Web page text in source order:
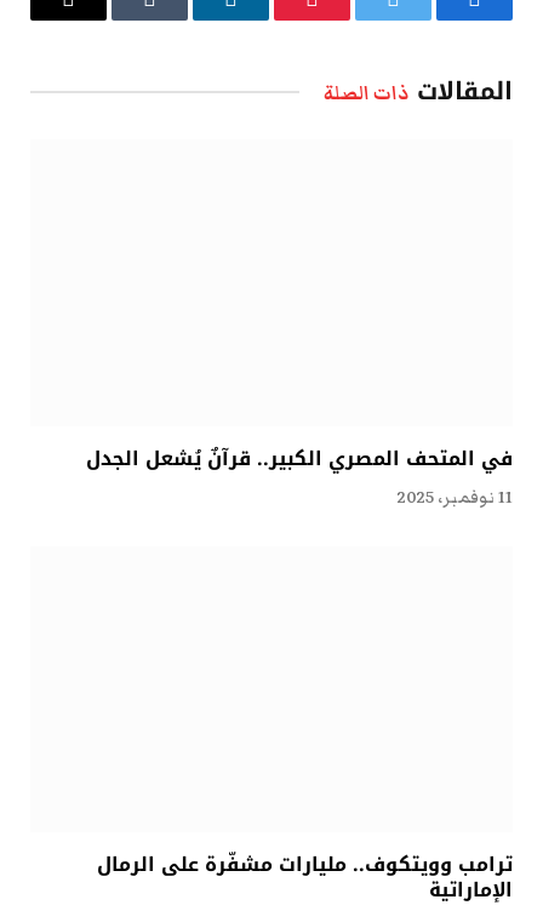
فيسبوك تويتر بينتيريستلينكدإن Tumblr
البريد
المقالات ذات الصلة
في المتحف المصري الكبير.. قرآنٌ يُشعل الجدل
11 نوفمبر، 2025
ترامب وويتكوف.. مليارات مشفّرة على الرمال
الإماراتية